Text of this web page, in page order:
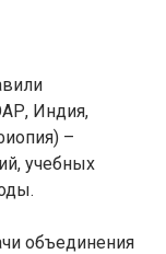
Индия,
–
учебных
объединения